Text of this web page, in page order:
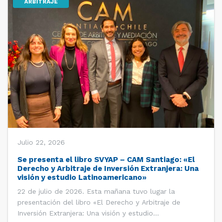
ARBITRAJE
Julio 22, 2026
Se presenta el libro SVYAP – CAM Santiago: «El
Derecho y Arbitraje de Inversión Extranjera: Una
visión y estudio Latinoamericano»
22 de julio de 2026. Esta mañana tuvo lugar la
presentación del libro «El Derecho y Arbitraje de
Inversión Extranjera: Una visión y estudio